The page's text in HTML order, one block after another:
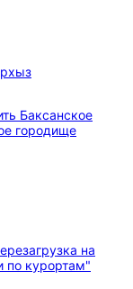
Баксанское
городище